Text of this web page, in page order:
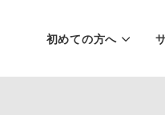
初めての方へ